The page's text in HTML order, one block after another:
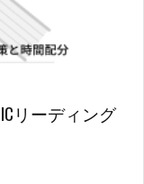
リーディング